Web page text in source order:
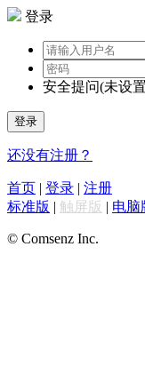
登录
安全提问(未设
登录
还没有注册？
首页 | 登录 | 注册
标准版 | 触屏版 | 电脑
© Comsenz Inc.